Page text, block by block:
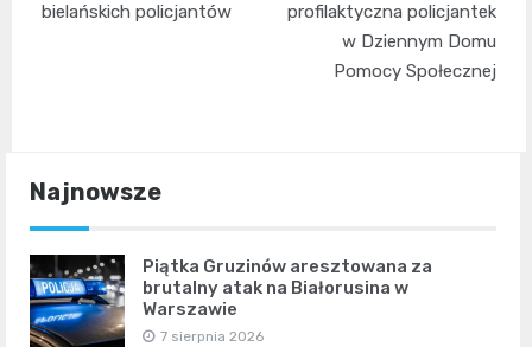
bielańskich policjantów
profilaktyczna policjantek
w Dziennym Domu
Pomocy Społecznej
Najnowsze
Piątka Gruzinów aresztowana za
brutalny atak na Białorusina w
Warszawie
7 sierpnia 2026